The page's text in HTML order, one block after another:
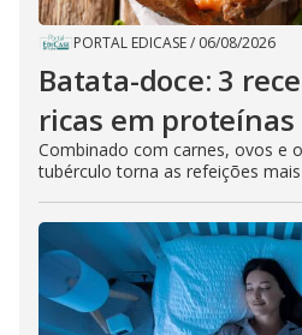
PORTAL EDICASE/ 06/08/2026
Batata-doce: 3
ricas em
Combinado com carnes, ovos e
tubérculo torna as refeições